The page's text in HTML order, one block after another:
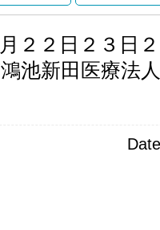
２２日２３日
池新田医療法人